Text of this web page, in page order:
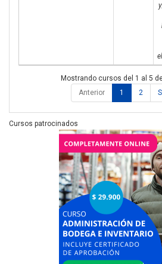
Mostrando cursos del 1 al 5
Anterior
1 2
Cursos patrocinados